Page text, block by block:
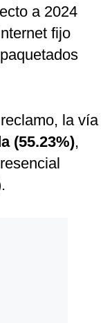
a 2024
fijo
la vía
(55.23%),